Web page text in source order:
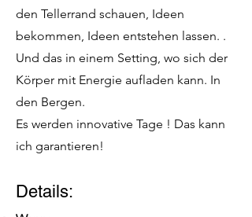
den Tellerrand schauen, Ideen
bekommen, Ideen entstehen lassen. .
Und das in einem Setting, wo sich der
Körper mit Energie aufladen kann. In
den Bergen.
Es werden innovative Tage ! Das kann
ich garantieren!​
Details:​